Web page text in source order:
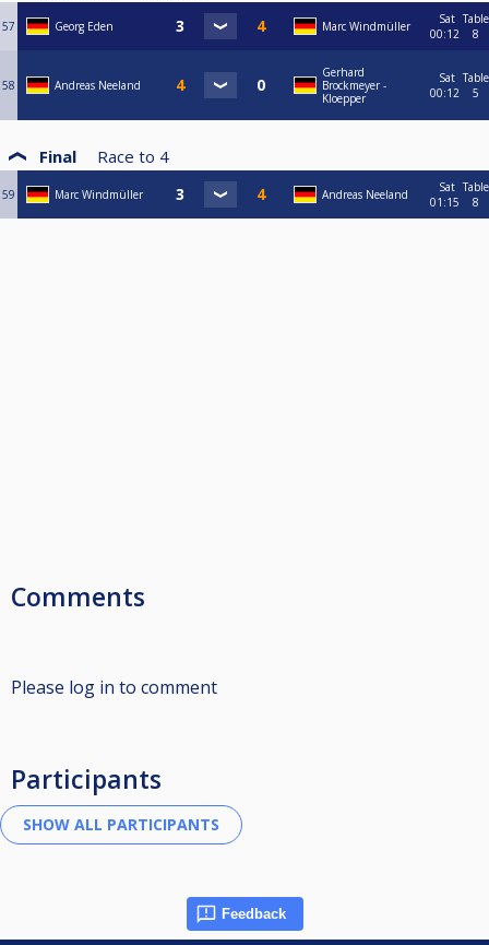
57 Georg Eden Marc Windmüller
Sat
00:12
Table
8
58 Andreas Neeland
Gerhard
Brockmeyer -
Kloepper
Sat
00:12
Table
5
Final Race to 4
59 Marc Windmüller Andreas Neeland
Sat
01:15
Table
8
Comments
Please log in to comment
Participants
Feedback